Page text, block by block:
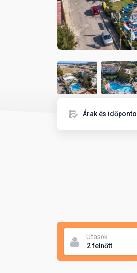
Árak és
Utasok